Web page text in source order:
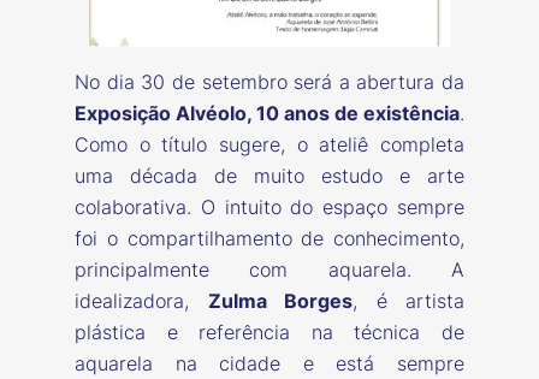
No dia 30 de setembro será a abertura da
Exposição Alvéolo, 10 anos de existência.
Como o título sugere, o ateliê completa
uma década de muito estudo e arte
colaborativa. O intuito do espaço sempre
foi o compartilhamento de conhecimento,
principalmente com aquarela. A
idealizadora, Zulma Borges, é artista
plástica e referência na técnica de
aquarela na cidade e está sempre